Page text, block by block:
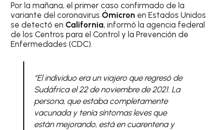
Por la mañana, el primer caso confirmado de la
variante del coronavirus Ómicron en Estados Unidos
se detectó en California, informó la agencia federal
de los Centros para el Control y la Prevención de
Enfermedades (CDC).
“El individuo era un viajero que regresó de
Sudáfrica el 22 de noviembre de 2021. La
persona, que estaba completamente
vacunada y tenía síntomas leves que
están mejorando, está en cuarentena y